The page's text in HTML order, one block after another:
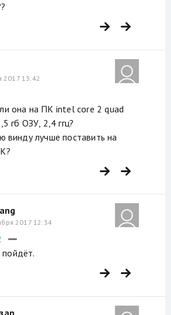
2017 13:42
она на ПК intel core 2 quad
гб ОЗУ, 2,4 ггц?
винду лучше поставить на
2017 12:34
пойдёт.